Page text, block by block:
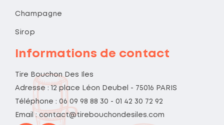
Champagne
Sirop
Informations de contact
Tire Bouchon Des Iles
Adresse : 12 place Léon Deubel - 75016 PARIS
Téléphone : 06 09 98 88 30 - 01 42 30 72 92
Email : contact@tirebouchondesiles.com